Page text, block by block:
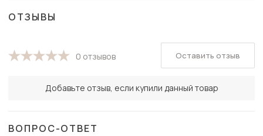
ОТЗЫВЫ
0 отзывов
Добавьте отзыв, если купили данный товар
Оставить отзыв
ВОПРОС-ОТВЕТ